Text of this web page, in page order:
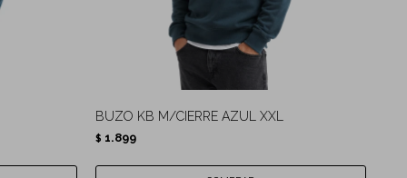
BUZO KB M/CIERRE AZUL XXL
$ 1.899